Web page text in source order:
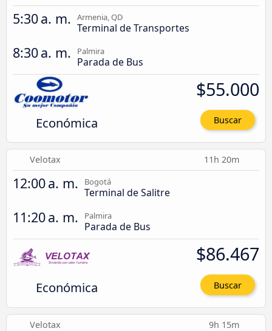
5:30 a. m. Armenia, QD
Terminal de Transportes
8:30 a. m. Palmira
Parada de Bus
Económica
$55.000
Buscar
Velotax 11h 20m
12:00 a. m. Bogotá
Terminal de Salitre
11:20 a. m. Palmira
Parada de Bus
Económica
$86.467
Buscar
Velotax 9h 15m